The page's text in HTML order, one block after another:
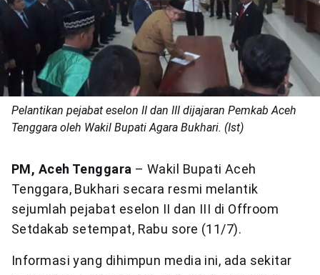
Pelantikan pejabat eselon II dan III dijajaran Pemkab Aceh
Tenggara oleh Wakil Bupati Agara Bukhari. (Ist)
PM, Aceh Tenggara – Wakil Bupati Aceh
Tenggara, Bukhari secara resmi melantik
sejumlah pejabat eselon II dan III di Offroom
Setdakab setempat, Rabu sore (11/7).
Informasi yang dihimpun media ini, ada sekitar